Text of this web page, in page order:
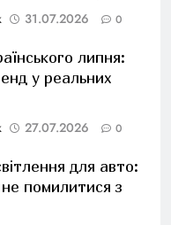
31.07.2026 0
липня:
у реальних
27.07.2026 0
для авто:
помилитися з